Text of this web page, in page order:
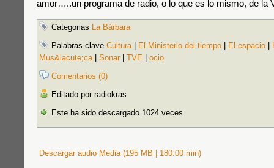
amor…..un programa de radio, o lo que es lo mismo, de la
Categorias La Bárbara
Palabras clave Cultura| El Ministerio del tiempo El espacio
Mus&iacute;ca| Sonar TVE
ocio
Comentarios (0)
Editado por radiokras
Este ha sido descargado 1024 veces
Descargar audio Media (195 MB | 180:00 min)